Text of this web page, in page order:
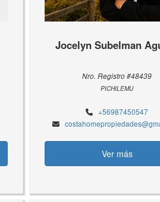
Jocelyn Subelman
Nro. Registro #48439
PICHILEMU
+56987450547
Ver más